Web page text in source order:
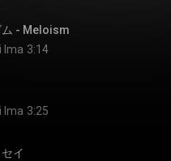
ム - Meloism
Ima 3:14
Ima 3:25
イ